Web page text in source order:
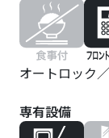
オートロック
専有設備